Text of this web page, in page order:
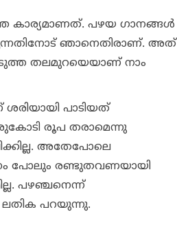
കാര്യമാണത്. പഴയ ഗാനങ്ങള്‍
ഞാനെതിരാണ്. അത്
തലമുറയെയാണ് നാം
പാടിയത്
രൂപ തരാമെന്നു
അതേപോലെ
പോലും രണ്ടുതവണയായി
പഴഞ്ചനെന്ന്
ലതിക പറയുന്നു.